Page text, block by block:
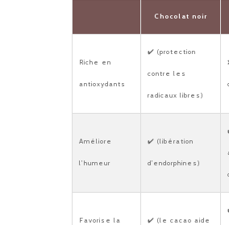
Chocolat noir
Riche en
antioxydants
✔️ (protection
contre les
radicaux libres)
Améliore
l’humeur
✔️ (libération
d’endorphines)
Favorise la ✔️ (le cacao aide